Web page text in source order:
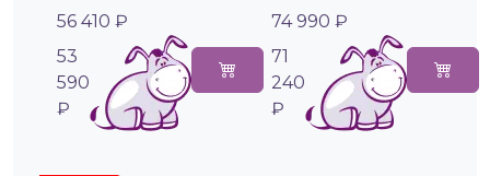
56 410 ₽
53
590
₽
74 990 ₽
71
240
₽